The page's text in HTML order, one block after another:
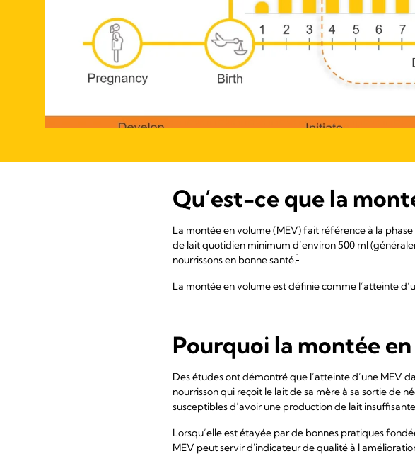
Qu’est-ce que la
La montée en volume (MEV) fait référence à la
de lait quotidien minimum d’environ 500 ml
nourrissons en bonne santé.1
La montée en volume est définie comme l’atteinte
Pourquoi la montée
Des études ont démontré que l’atteinte d’une MEV
nourrisson qui reçoit le lait de sa mère à sa sortie de
susceptibles d’avoir une production de lait
Lorsqu’elle est étayée par de bonnes pratiques
MEV peut servir d'indicateur de qualité à